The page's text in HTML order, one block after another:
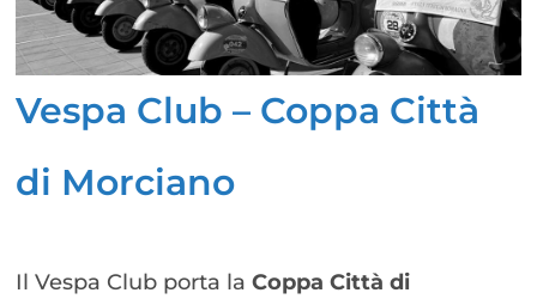
Vespa Club – Coppa Città
di Morciano
Il Vespa Club porta laCoppa Città di